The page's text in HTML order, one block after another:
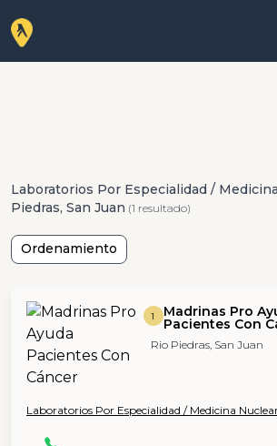
Laboratorios Por Especialidad /
Piedras, San Juan (1 resultado)
Ordenamiento
1 Madrinas Pro
Pacientes Con
Rio Piedras, San Juan
Laboratorios Por Especialidad / Medicina